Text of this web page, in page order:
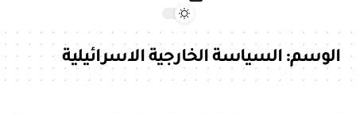
الوسم:السياسة الخارجية الاسرائيلية